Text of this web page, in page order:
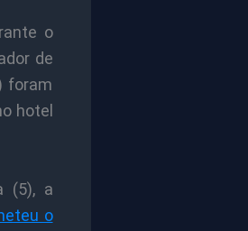
o
de
foram
hotel
(5), a
o